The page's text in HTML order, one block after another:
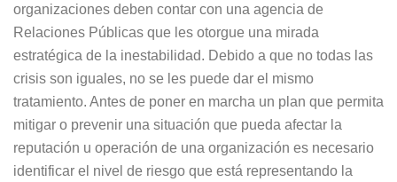
organizaciones deben contar con una agencia de
Relaciones Públicas que les otorgue una mirada
estratégica de la inestabilidad. Debido a que no todas las
crisis son iguales, no se les puede dar el mismo
tratamiento. Antes de poner en marcha un plan que permita
mitigar o prevenir una situación que pueda afectar la
reputación u operación de una organización es necesario
identificar el nivel de riesgo que está representando la